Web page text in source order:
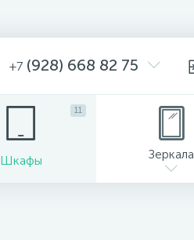
+7 (928) 668 82 75
Шкафы
11
Зеркала